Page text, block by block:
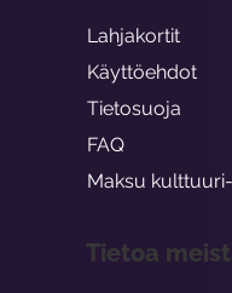
Lahjakortit
Käyttöehdot
Tietosuoja
FAQ
Maksu
Tietoa